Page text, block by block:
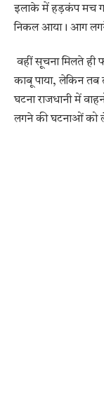
इलाके में हड़कंप मच
निकल आया। आग
वहीं सूचना मिलते ही
काबू पाया, लेकिन
घटना राजधानी में
लगने की घटनाओं को